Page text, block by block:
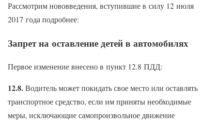
Рассмотрим нововведения, вступившие в силу 12 июля
2017 года подробнее:
Запрет на оставление детей в автомобилях
Первое изменение внесено в пункт 12.8 ПДД:
12.8.Водитель может покидать свое место или оставлять
транспортное средство, если им приняты необходимые
меры, исключающие самопроизвольное движение